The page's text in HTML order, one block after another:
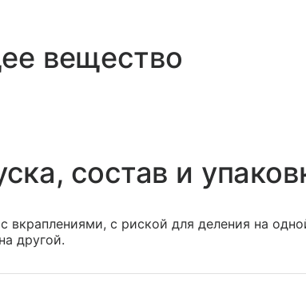
вещество
состав и
вкраплениями, с риской для деления на
другой.